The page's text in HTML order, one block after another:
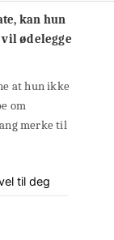
kan hun
ødelegge
at hun ikke
om
merke til
til deg